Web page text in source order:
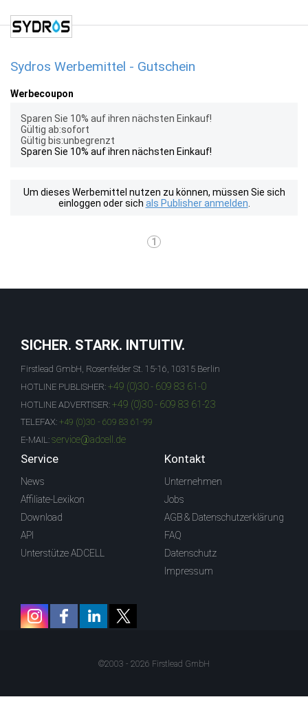
Sydros Werbemittel - Gutschein
Werbecoupon
Sparen Sie 10% auf ihren nächsten Einkauf!
Gültig ab:sofort
Gültig bis:unbegrenzt
Sparen Sie 10% auf ihren nächsten Einkauf!
Um dieses Werbemittel nutzen zu können, müssen Sie sich
einloggen oder sich als Publisher anmelden
1
SICHER. STARK. INTUITIV.
Firstlead GmbH, Rosenfelder St. 15-16, 10315 Berlin
HOTLINE PUBLISHER: +49 (0)30 - 609 83 61-0
HOTLINE ADVERTISER: +49 (0)30 - 609 83 61-23
TELEFAX: +49 (0)30 - 609 83 61-99
E-MAIL: service@adcell.de
Service
News
Affiliate-Lexikon
Download
API
Unterstütze ADCELL
Kontakt
Unternehmen
Jobs
AGB & Datenschutzerklärung
FAQ
Datenschutz
Impressum
©2003 - 2026 Firstlead GmbH